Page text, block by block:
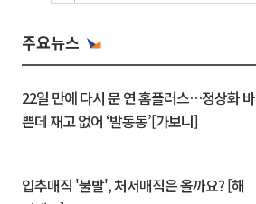
주요뉴스
22일 만에 다시 문 연 홈플러스…정상화 바
쁜데 재고 없어 ‘발동동’[가보니]
입추매직 '불발', 처서매직은 올까요? [해